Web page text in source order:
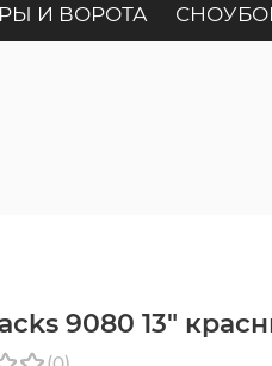
И ВОРОТА
9080 13"